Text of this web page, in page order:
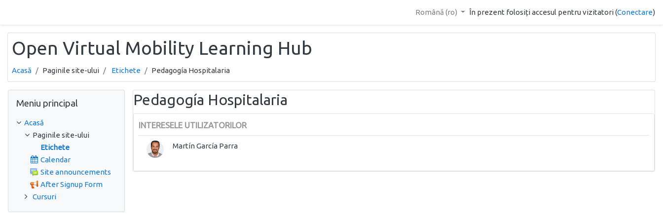
Română ‎(ro)‎
În prezent folosiți accesul pentru vizitatori (Conectare)
Open Virtual Mobility Learning Hub
Acasă Paginile site-ului Etichete Pedagogía Hospitalaria
Pedagogía Hospitalaria
INTERESELE UTILIZATORILOR
Martín García Parra
Meniu principal
Acasă
Paginile site-ului
Etichete
Calendar
Site announcements
After Signup Form
Cursuri